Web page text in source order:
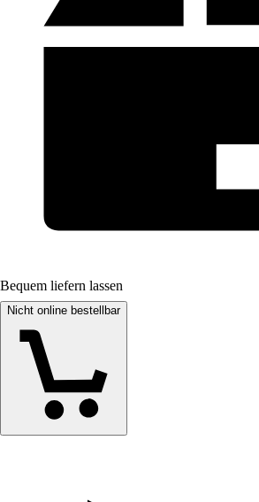
Bequem liefern lassen
Nicht online bestellbar